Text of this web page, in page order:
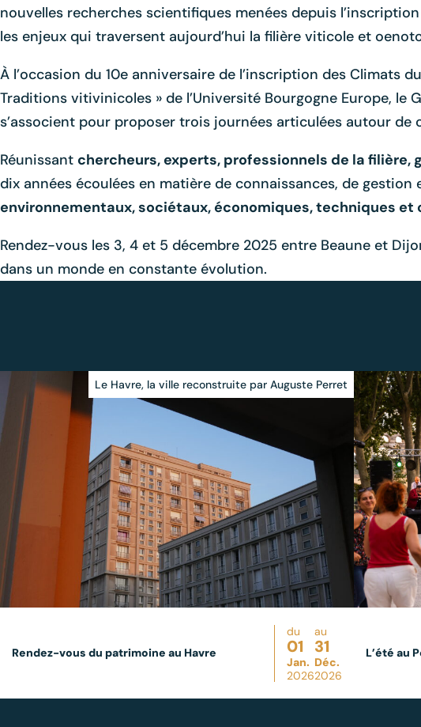
nouvelles recherches scientifiques menées depuis
les enjeux qui traversent aujourd’hui la filière viticole et
À l’occasion du 10e anniversaire de l’inscription des Climats
Traditions vitivinicoles » de l’Université Bourgogne Europe, le
s’associent pour proposer trois journées articulées autour de
Réunissant chercheurs, experts, professionnels de la
dix années écoulées en matière de connaissances, de
environnementaux, sociétaux, économiques, techniques et
Rendez-vous les 3, 4 et 5 décembre 2025 entre Beaune et
dans un monde en constante évolution.
Le Havre, la ville reconstruite par Auguste Perret
Rendez-vous du patrimoine au Havre
du
01
Jan.
2026
au
31
Déc.
2026
L’été au